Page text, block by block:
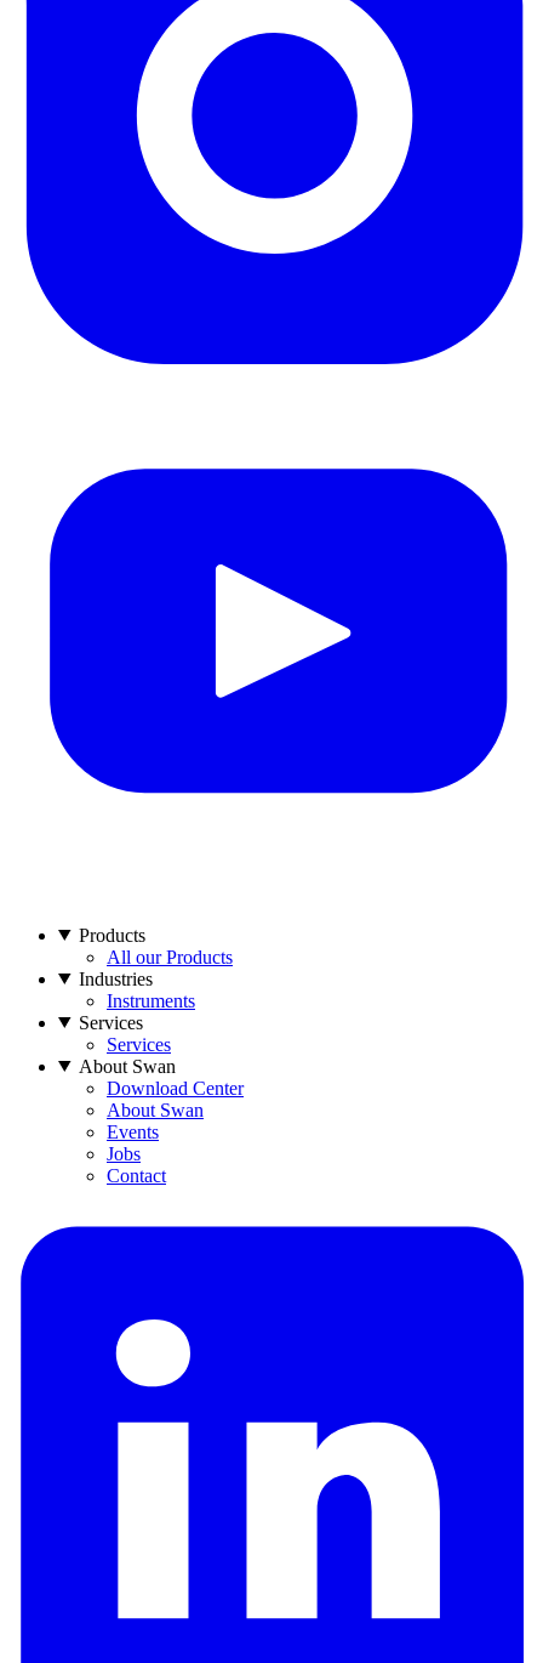
Products
All our Products
Industries
Instruments
Services
Services
About Swan
Download Center
About Swan
Events
Jobs
Contact